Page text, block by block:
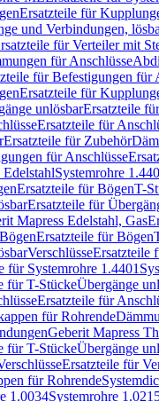
Ersatzteile für
und Verbindungen,
für Verteiler mit
für Anschlüsse
für Befestigungen für
Ersatzteile für
unlösbarErsatzteile
Ersatzteile für
Ersatzteile für Zubehör
für Anschlüsse
Systemrohre
Ersatzteile für BögenT-
Ersatzteile für
Mapress Edelstahl, Gas
BögenErsatzteile für Bögen
VerschlüsseErsatzteile
für Systemrohre 1.4401
für T-StückeÜbergänge
Ersatzteile für
für Rohrende
Geberit Mapress
für T-StückeÜbergänge
Ersatzteile für
für Rohrende
1.0034Systemrohre